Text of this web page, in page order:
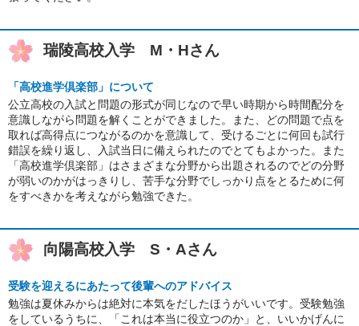
瑞陵高校入学 M・Hさん
「高校進学倶楽部」について
公立高校の入試と問題の形式が同じなので早い時期から時間配分を
意識しながら問題を解くことができました。また、どの問題で点を
取れば高得点につながるのかを意識して、受けるごとに何回も試行
錯誤を繰り返し、入試当日に備えられたのでとてもよかった。また
「高校進学倶楽部」はさまざまな分野から出題されるのでどの分野
が弱いのかがはっきりし、苦手な分野でしっかり点をとるために何
をすべきかを考えながら勉強できた。
向陽高校入学 S・Aさん
受験を迎えるにあたって後輩へのアドバイス
勉強は夏休みからは絶対に本気をだしたほうがいいです。受験勉強
をしているうちに、「これは本当に役立つのか」と、いいかげんに